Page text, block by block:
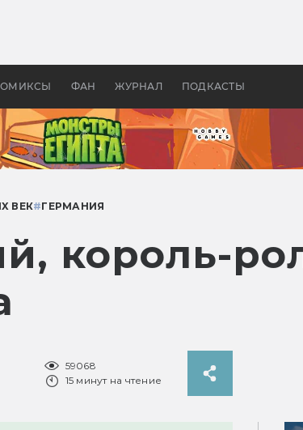
ФАН ЖУРНАЛ ПОДКАСТЫ
Древней Грецией
ВЕК#ГЕРМАНИЯ
король-
59068
15 минут на чтение